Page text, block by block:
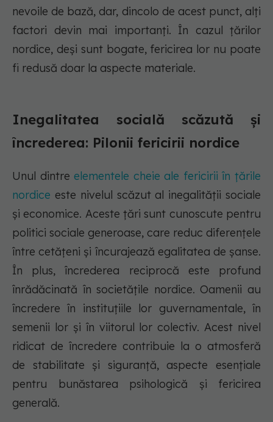
nevoile de bază, dar, dincolo de acest punct, alți
factori devin mai importanți. În cazul țărilor
nordice, deși sunt bogate, fericirea lor nu poate
fi redusă doar la aspecte materiale.
Inegalitatea socială scăzută și
încrederea: Pilonii fericirii nordice
Unul dintre elementele cheie ale fericirii în țările
nordice este nivelul scăzut al inegalității sociale
și economice. Aceste țări sunt cunoscute pentru
politici sociale generoase, care reduc diferențele
între cetățeni și încurajează egalitatea de șanse.
În plus, încrederea reciprocă este profund
înrădăcinată în societățile nordice. Oamenii au
încredere în instituțiile lor guvernamentale, în
semenii lor și în viitorul lor colectiv. Acest nivel
ridicat de încredere contribuie la o atmosferă
de stabilitate și siguranță, aspecte esențiale
pentru bunăstarea psihologică și fericirea
generală.